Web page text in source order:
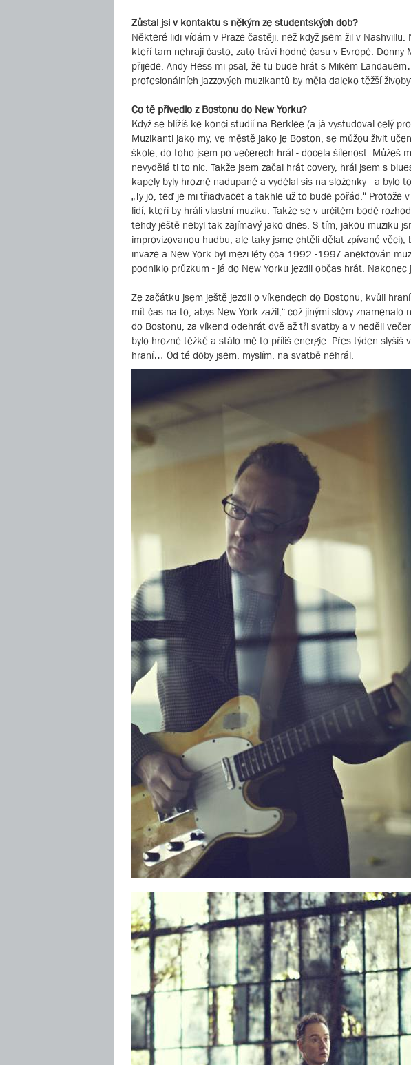
Zůstal jsi v kontaktu s někým ze studentských dob?
Některé lidi vídám v Praze častěji, než když jsem žil v
kteří tam nehrají často, zato tráví hodně času v Evropě. Donny
přijede, Andy Hess mi psal, že tu bude hrát s Mikem
profesionálních jazzových muzikantů by měla daleko těžší
Co tě přivedlo z Bostonu do New Yorku?
Když se blížíš ke konci studií na Berklee (a já vystudoval celý
Muzikanti jako my, ve městě jako je Boston, se můžou živit
škole, do toho jsem po večerech hrál - docela šílenost. Můžeš
nevydělá ti to nic. Takže jsem začal hrát covery, hrál jsem s
kapely byly hrozně nadupané a vydělal sis na složenky - a
„Ty jo, teď je mi třiadvacet a takhle už to bude pořád.“ Protože
lidí, kteří by hráli vlastní muziku. Takže se v určitém bodě
tehdy ještě nebyl tak zajímavý jako dnes. S tím, jakou muziku
improvizovanou hudbu, ale taky jsme chtěli dělat zpívané
invaze a New York byl mezi léty cca 1992 -1997 anektován
podniklo průzkum - já do New Yorku jezdil občas hrát.
Ze začátku jsem ještě jezdil o víkendech do Bostonu, kvůli
mít čas na to, abys New York zažil,“ což jinými slovy
do Bostonu, za víkend odehrát dvě až tři svatby a v neděli
bylo hrozně těžké a stálo mě to příliš energie. Přes týden
hraní… Od té doby jsem, myslím, na svatbě nehrál.